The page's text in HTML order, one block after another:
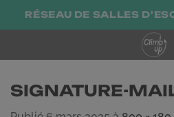
PasserRÉSEAU DE SALLES
SIGNATURE-